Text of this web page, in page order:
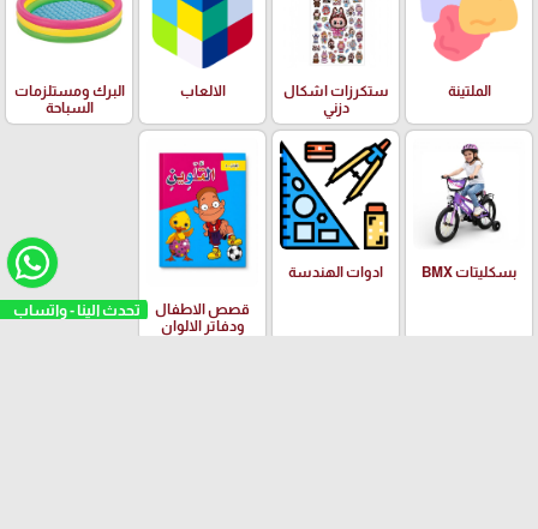
تحدث الينا - واتساب
الملتينة
ستكرزات اشكال
دزني
الالعاب
البرك ومستلزمات
السباحة
بسكليتات BMX ادوات الهندسة
قصص الاطفال
ودفاتر الالوان